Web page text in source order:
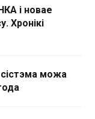
і новае
Хронікі
сістэма можа